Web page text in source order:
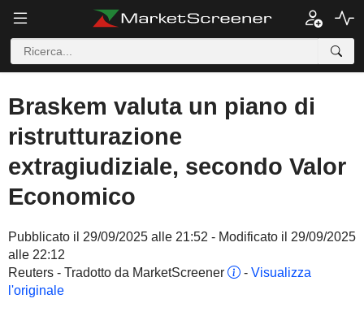
Braskem valuta un piano di
ristrutturazione
extragiudiziale, secondo Valor
Economico
Pubblicato il 29/09/2025 alle 21:52 - Modificato il 29/09/2025
alle 22:12
Reuters - Tradotto da MarketScreener
- Visualizza
l'originale